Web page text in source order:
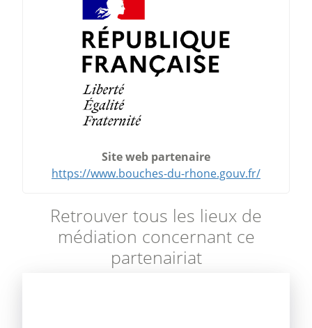
Site web partenaire
https://www.bouches-du-rhone.gouv.fr/
Retrouver tous les lieux de
médiation concernant ce
partenairiat